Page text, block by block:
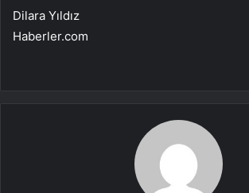
Dilara Yıldız
Haberler.com